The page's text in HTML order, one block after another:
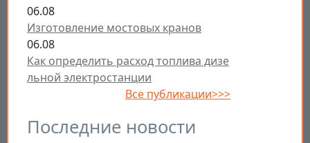
06.08
Изготовление мостовых кранов
06.08
Как определить расход топлива дизе
льной электростанции
Все публикации>>>
Последние новости